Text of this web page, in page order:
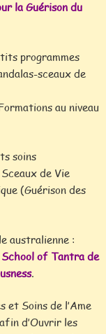
la Guérison du
programmes
sceaux de
au niveau
soins
de Vie
(Guérison des
australienne :
of Tantra de
.
et Soins de l’Ame
d’Ouvrir les